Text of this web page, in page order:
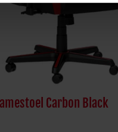
Carbon Black